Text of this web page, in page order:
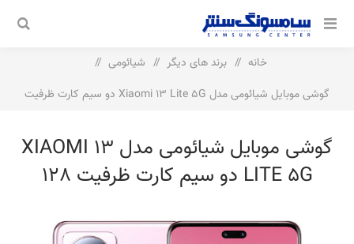
خانه / برند های دیگر / شیائومی
/
گوشی موبایل شیائومی مدل Xiaomi 13 Lite 5G دو سیم‌ کارت ظرفیت
گوشی موبایل شیائومی مدل XIAOMI 13
LITE 5G دو سیم‌ کارت ظرفیت 128